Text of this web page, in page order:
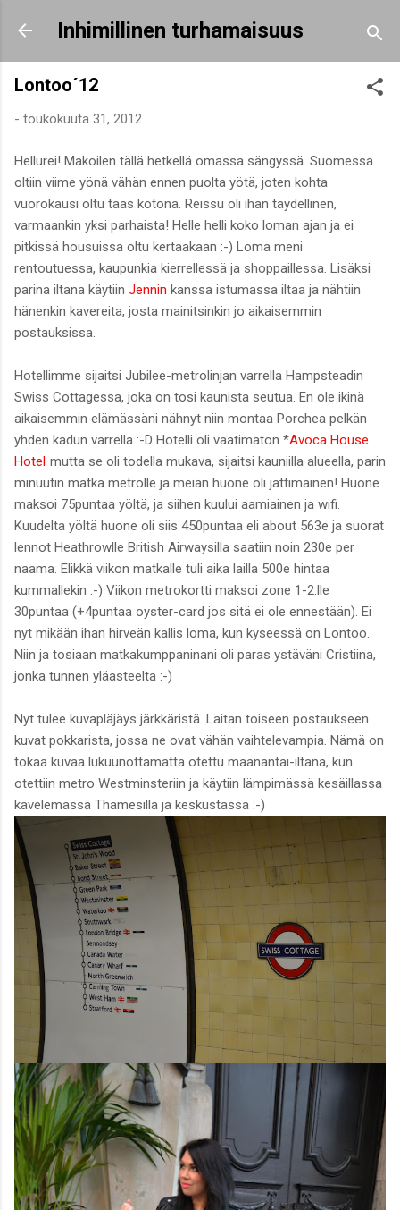
Siirry pääsisältöön
Inhimillinen turhamaisuus
Lontoo´12
- toukokuuta 31, 2012
Hellurei! Makoilen tällä hetkellä omassa sängyssä. Suomessa
oltiin viime yönä vähän ennen puolta yötä, joten kohta
vuorokausi oltu taas kotona. Reissu oli ihan täydellinen,
varmaankin yksi parhaista! Helle helli koko loman ajan ja ei
pitkissä housuissa oltu kertaakaan :-) Loma meni
rentoutuessa, kaupunkia kierrellessä ja shoppaillessa. Lisäksi
parina iltana käytiin Jennin kanssa istumassa iltaa ja nähtiin
hänenkin kavereita, josta mainitsinkin jo aikaisemmin
postauksissa.
Hotellimme sijaitsi Jubilee-metrolinjan varrella Hampsteadin
Swiss Cottagessa, joka on tosi kaunista seutua. En ole ikinä
aikaisemmin elämässäni nähnyt niin montaa Porchea pelkän
yhden kadun varrella :-D Hotelli oli vaatimaton *Avoca House
Hotel mutta se oli todella mukava, sijaitsi kauniilla alueella, parin
minuutin matka metrolle ja meiän huone oli jättimäinen! Huone
maksoi 75puntaa yöltä, ja siihen kuului aamiainen ja wifi.
Kuudelta yöltä huone oli siis 450puntaa eli about 563e ja suorat
lennot Heathrowlle British Airwaysilla saatiin noin 230e per
naama. Elikkä viikon matkalle tuli aika lailla 500e hintaa
kummallekin :-) Viikon metrokortti maksoi zone 1-2:lle
30puntaa (+4puntaa oyster-card jos sitä ei ole ennestään). Ei
nyt mikään ihan hirveän kallis loma, kun kyseessä on Lontoo.
Niin ja tosiaan matkakumppaninani oli paras ystäväni Cristiina,
jonka tunnen yläasteelta :-)
Nyt tulee kuvapläjäys järkkäristä. Laitan toiseen postaukseen
kuvat pokkarista, jossa ne ovat vähän vaihtelevampia. Nämä on
tokaa kuvaa lukuunottamatta otettu maanantai-iltana, kun
otettiin metro Westminsteriin ja käytiin lämpimässä kesäillassa
kävelemässä Thamesilla ja keskustassa :-)